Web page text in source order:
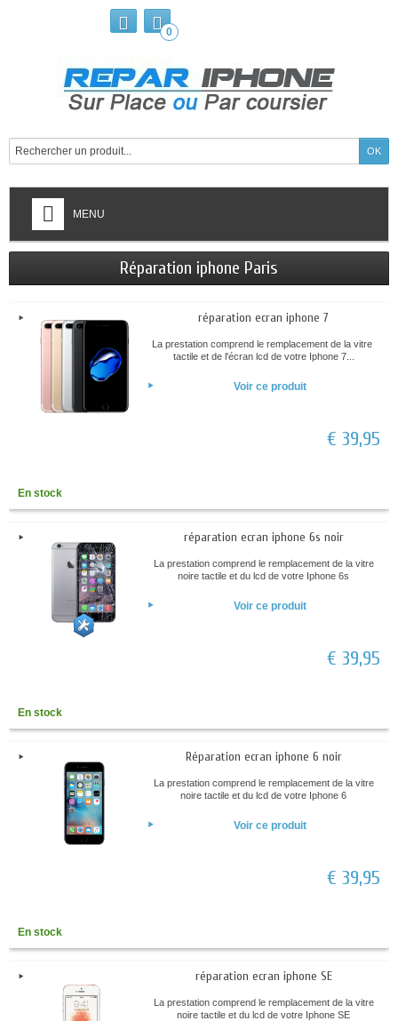
0
MENU
Réparation iphone Paris
réparation ecran iphone 7
La prestation comprend le remplacement de la vitre
tactile et de l'écran lcd de votre Iphone 7...
Voir ce produit
€ 39,95
En stock
réparation ecran iphone 6s noir
La prestation comprend le remplacement de la vitre
noire tactile et du lcd de votre Iphone 6s
Voir ce produit
€ 39,95
En stock
Réparation ecran iphone 6 noir
La prestation comprend le remplacement de la vitre
noire tactile et du lcd de votre Iphone 6
Voir ce produit
€ 39,95
En stock
réparation ecran iphone SE
La prestation comprend le remplacement de la vitre
noire tactile et du lcd de votre Iphone SE